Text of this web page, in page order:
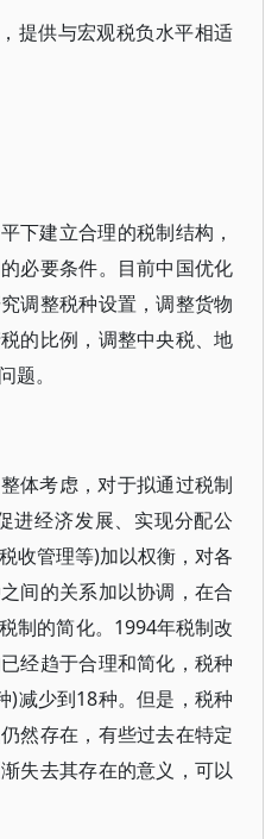
提供与宏观税负水平相适
下建立合理的税制结构，
必要条件。目前中国优化
调整税种设置，调整货物
的比例，调整中央税、地
题。
体考虑，对于拟通过税制
进经济发展、实现分配公
收管理等)加以权衡，对各
间的关系加以协调，在合
制的简化。1994年税制改
经趋于合理和简化，税种
)减少到18种。但是，税种
然存在，有些过去在特定
失去其存在的意义，可以